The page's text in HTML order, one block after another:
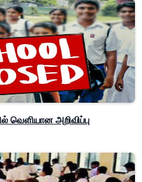
வௌியான அறிவிப்பு